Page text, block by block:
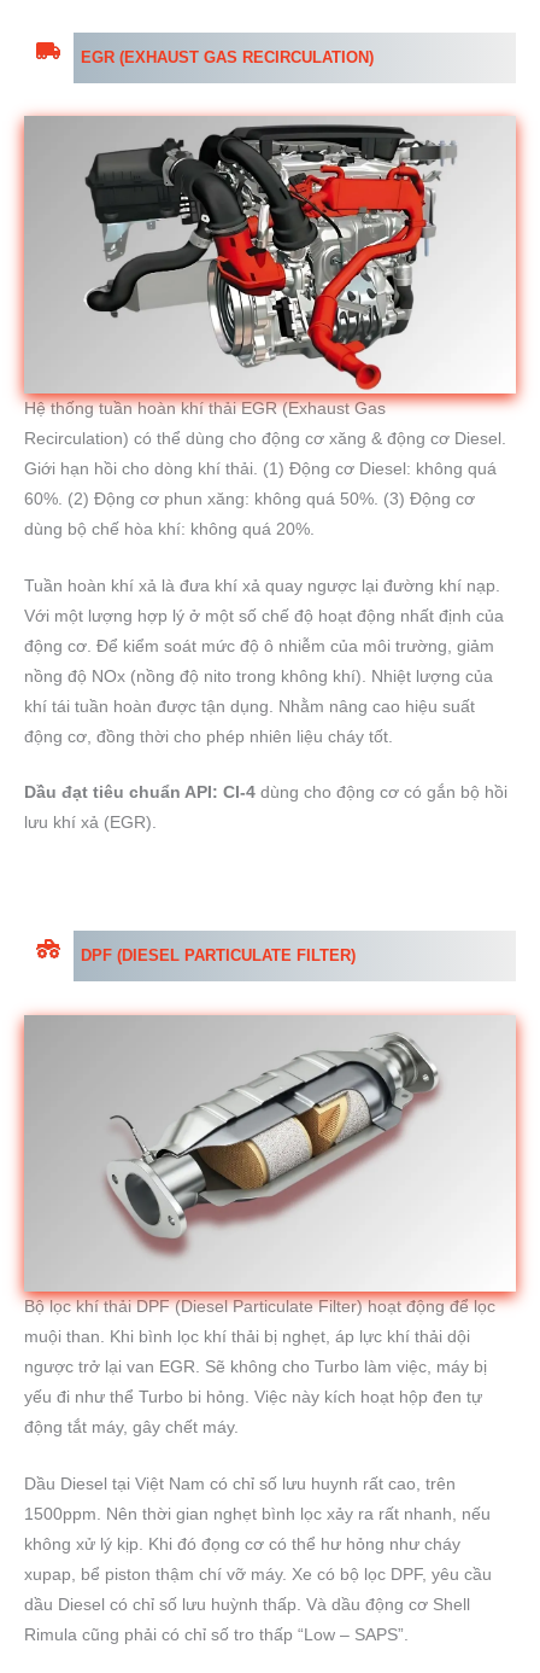
EGR (EXHAUST GAS RECIRCULATION)
Hệ thống tuần hoàn khí thải EGR (Exhaust Gas
Recirculation) có thể dùng cho động cơ xăng & động cơ Diesel.
Giới hạn hồi cho dòng khí thải. (1) Động cơ Diesel: không quá
60%. (2) Động cơ phun xăng: không quá 50%. (3) Động cơ
dùng bộ chế hòa khí: không quá 20%.
Tuần hoàn khí xả là đưa khí xả quay ngược lại đường khí nạp.
Với một lượng hợp lý ở một số chế độ hoạt động nhất định của
động cơ. Để kiểm soát mức độ ô nhiễm của môi trường, giảm
nồng độ NOx (nồng độ nito trong không khí). Nhiệt lượng của
khí tái tuần hoàn được tận dụng. Nhằm nâng cao hiệu suất
động cơ, đồng thời cho phép nhiên liệu cháy tốt.
Dầu đạt tiêu chuẩn API: CI-4 dùng cho động cơ có gắn bộ hồi
lưu khí xả (EGR).
DPF (DIESEL PARTICULATE FILTER)
Bộ lọc khí thải DPF (Diesel Particulate Filter) hoạt động để lọc
muội than. Khi bình lọc khí thải bị nghẹt, áp lực khí thải dội
ngược trở lại van EGR. Sẽ không cho Turbo làm việc, máy bị
yếu đi như thể Turbo bi hỏng. Việc này kích hoạt hộp đen tự
động tắt máy, gây chết máy.
Dầu Diesel tại Việt Nam có chỉ số lưu huynh rất cao, trên
1500ppm. Nên thời gian nghẹt bình lọc xảy ra rất nhanh, nếu
không xử lý kịp. Khi đó đọng cơ có thể hư hỏng như cháy
xupap, bể piston thậm chí vỡ máy. Xe có bộ lọc DPF, yêu cầu
dầu Diesel có chỉ số lưu huỳnh thấp. Và dầu động cơ Shell
Rimula cũng phải có chỉ số tro thấp “Low – SAPS”.